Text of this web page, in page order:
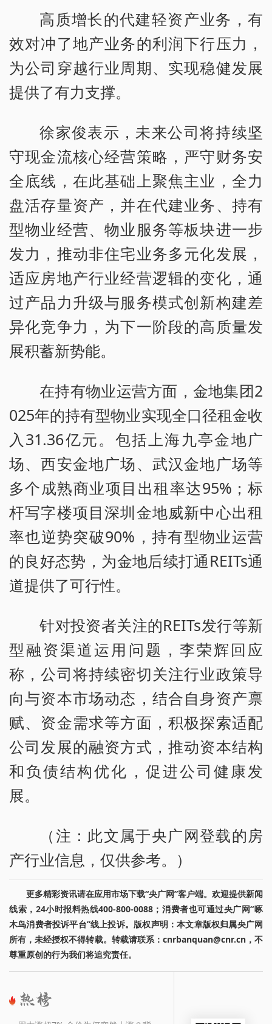
高质增长的代建轻资产业务，有
效对冲了地产业务的利润下行压力，
为公司穿越行业周期、实现稳健发展
提供了有力支撑。
徐家俊表示，未来公司将持续坚
守现金流核心经营策略，严守财务安
全底线，在此基础上聚焦主业，全力
盘活存量资产，并在代建业务、持有
型物业经营、物业服务等板块进一步
发力，推动非住宅业务多元化发展，
适应房地产行业经营逻辑的变化，通
过产品力升级与服务模式创新构建差
异化竞争力，为下一阶段的高质量发
展积蓄新势能。
在持有物业运营方面，金地集团2
025年的持有型物业实现全口径租金收
入31.36亿元。包括上海九亭金地广
场、西安金地广场、武汉金地广场等
多个成熟商业项目出租率达95%；标
杆写字楼项目深圳金地威新中心出租
率也逆势突破90%，持有型物业运营
的良好态势，为金地后续打通REITs通
道提供了可行性。
针对投资者关注的REITs发行等新
型融资渠道运用问题，李荣辉回应
称，公司将持续密切关注行业政策导
向与资本市场动态，结合自身资产禀
赋、资金需求等方面，积极探索适配
公司发展的融资方式，推动资本结构
和负债结构优化，促进公司健康发
展。
（注：此文属于央广网登载的房
产行业信息，仅供参考。）
更多精彩资讯请在应用市场下载“央广网”客户端。欢迎提供新闻
线索，24小时报料热线400-800-0088；消费者也可通过央广网“啄
木鸟消费者投诉平台”线上投诉。版权声明：本文章版权归属央广网
所有，未经授权不得转载。转载请联系：cnrbanquan@cnr.cn，不
尊重原创的行为我们将追究责任。